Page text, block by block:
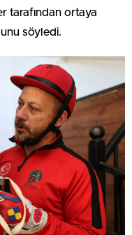
tarafından ortaya
söyledi.